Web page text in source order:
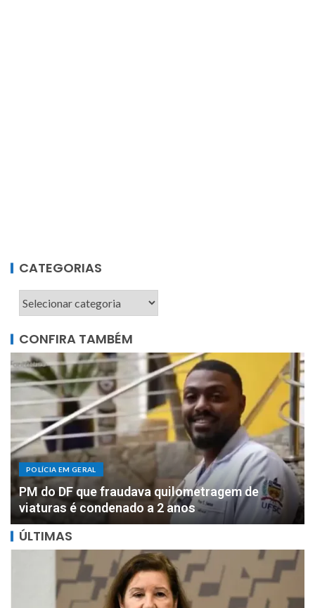
CATEGORIAS
CONFIRA TAMBÉM
POLÍCIA EM GERAL
DOIS MILHÕES: PF apreende R$ 2 milhões com
motorista de parlamentar federal de Rondônia
ÚLTIMAS